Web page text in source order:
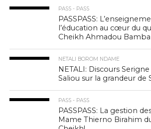
PASS - PASS
PASSPASS:
l’éducation au cœur du
Cheikh Ahmadou Bamba
NETALI BOROM NDAME
NETALI: Discours
Saliou sur la grandeur de
PASS - PASS
PASSPASS: La gestion
Mame Thierno Birahim